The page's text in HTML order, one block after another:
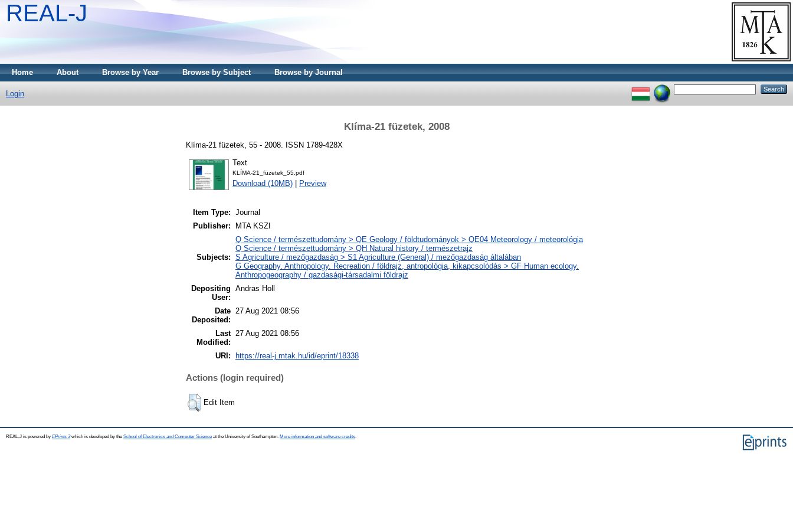
REAL-J
Home About Browse by Year Browse by Subject Browse by Journal
Login
Klíma-21 füzetek, 2008
Klíma-21 füzetek, 55 - 2008. ISSN 1789-428X
Text
KLÍMA-21_füzetek_55.pdf
Download (10MB) Preview
Item Type: Journal
Publisher:
MTA KSZI
Subjects:
Q Science / természettudomány > QE Geology / földtudományok > QE04 Meteorology / meteorológia
Q Science / természettudomány > QH Natural history / természetrajz
S Agriculture / mezőgazdaság > S1 Agriculture (General) / mezőgazdaság általában
G Geography. Anthropology. Recreation / földrajz, antropológia, kikapcsolódás > GF Human ecology.
Anthropogeography / gazdasági-társadalmi földrajz
Depositing
User:
Andras Holl
Date
Deposited:
27 Aug 2021 08:56
Last
Modified:
27 Aug 2021 08:56
URI: https://real-j.mtak.hu/id/eprint/18338
Actions (login required)
Edit Item
REAL-J is powered by EPrints 3which is developed by the School of Electronics and Computer Science at the University of Southampton. More information and software credits